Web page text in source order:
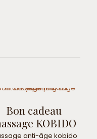
Bon cadeau
KOBIDO
anti-âge kobido